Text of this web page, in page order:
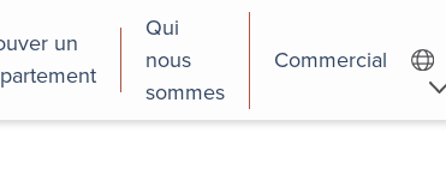
un
Qui
nous
sommes
Commercial